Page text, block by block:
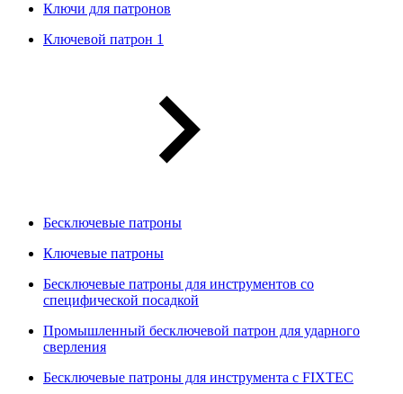
Ключи для патронов
Ключевой патрон 1
Бесключевые патроны
Ключевые патроны
Бесключевые патроны для инструментов со
специфической посадкой
Промышленный бесключевой патрон для ударного
сверления
Бесключевые патроны для инструмента с FIXTEC